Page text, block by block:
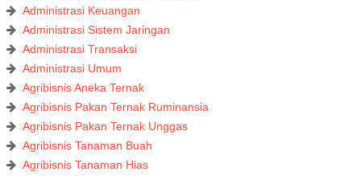
Administrasi Keuangan
Administrasi Sistem Jaringan
Administrasi Transaksi
Administrasi Umum
Agribisnis Aneka Ternak
Agribisnis Pakan Ternak Ruminansia
Agribisnis Pakan Ternak Unggas
Agribisnis Tanaman Buah
Agribisnis Tanaman Hias